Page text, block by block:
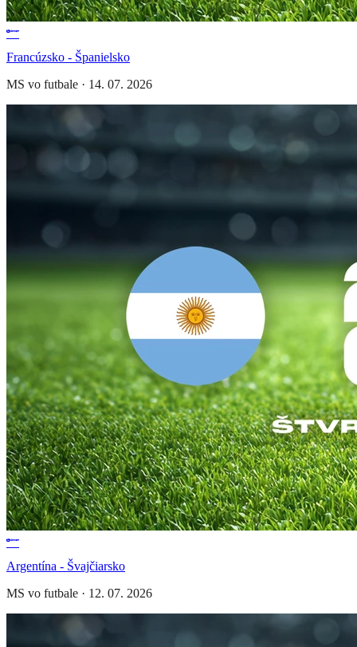
Francúzsko - Španielsko
MS vo futbale · 14. 07. 2026
Argentína - Švajčiarsko
MS vo futbale · 12. 07. 2026